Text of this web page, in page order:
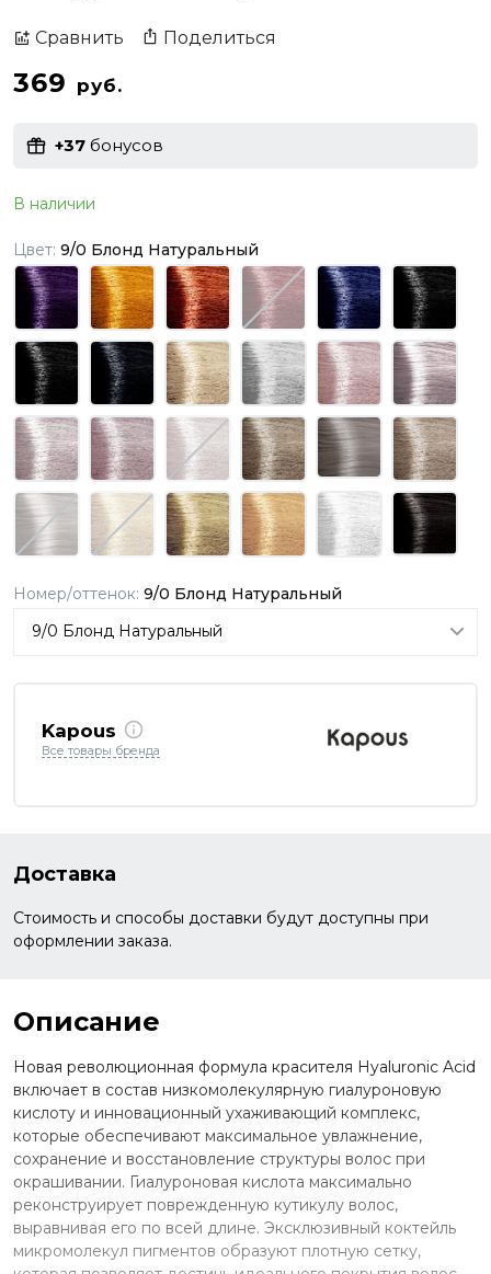
Сравнить Поделиться
369 руб.
+37 бонусов
В наличии
Цвет: 9/0 Блонд Натуральный
Номер/оттенок: 9/0 Блонд Натуральный
Kapous
Все товары бренда
Доставка
Стоимость и способы доставки будут доступны при
оформлении заказа.
Описание
Новая революционная формула красителя Hyaluronic Acid
включает в состав низкомолекулярную гиалуроновую
кислоту и инновационный ухаживающий комплекс,
которые обеспечивают максимальное увлажнение,
сохранение и восстановление структуры волос при
окрашивании. Гиалуроновая кислота максимально
реконструирует поврежденную кутикулу волос,
выравнивая его по всей длине. Эксклюзивный коктейль
микромолекул пигментов образуют плотную сетку,